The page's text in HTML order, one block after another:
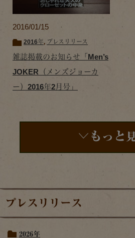
2016/01/15
2016年, プレスリリース
雑誌掲載のお知らせ「Men’s
JOKER（メンズジョーカ
ー）2016年2月号」
もっと
プレスリリース
2026年